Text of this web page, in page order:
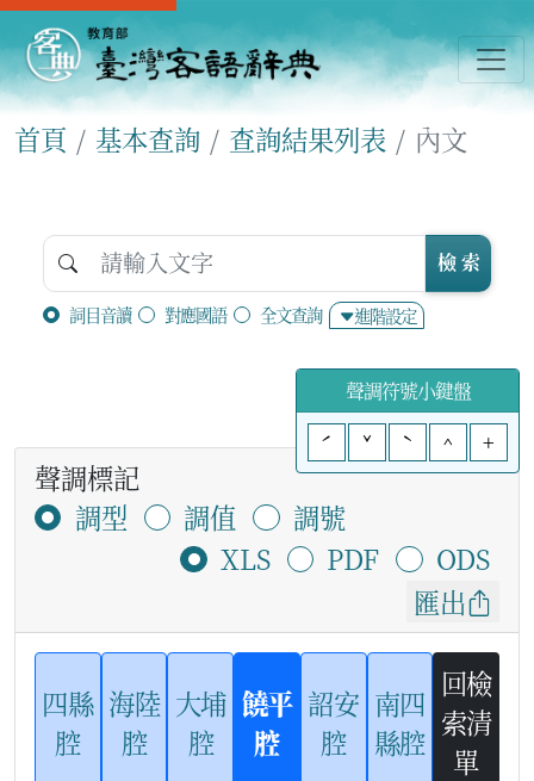
首頁 基本查詢 查詢結果列表 內文
詞目音讀 對應國語 全文查詢 進階設定
檢 索
聲調符號小鍵盤
ˊ
ˇ ˋ ^ +
聲調標記
調型
調值
調號
XLS
PDF
ODS
匯出
四縣
腔
海陸
腔
大埔
腔
饒平
腔
詔安
腔
南四
縣腔
回檢
索清
單